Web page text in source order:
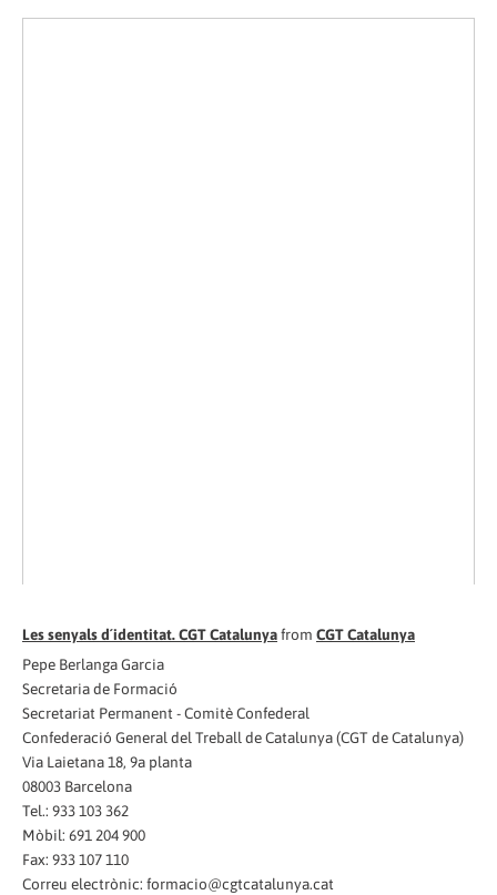
Les senyals d´identitat. CGT Catalunyafrom CGT Catalunya
Pepe Berlanga Garcia
Secretaria de Formació
Secretariat Permanent - Comitè Confederal
Confederació General del Treball de Catalunya (CGT de Catalunya)
Via Laietana 18, 9a planta
08003 Barcelona
Tel.: 933 103 362
Mòbil: 691 204 900
Fax: 933 107 110
Correu electrònic: formacio@cgtcatalunya.cat